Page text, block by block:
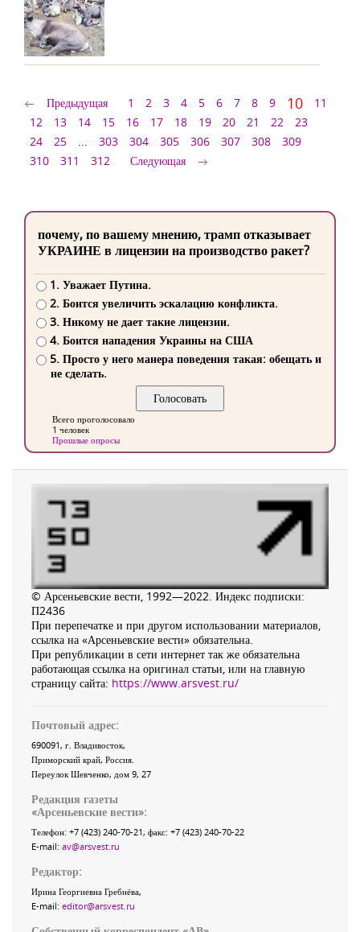
Предыдущая 1 2 3 4 5 6 7 8 9 10
11
12
13 14 15 16 17 18 19 20 21 22
23
24
25 ... 303 304 305 306 307 308
309
310
311 312 Следующая
почему, по вашему мнению, трамп отказывает
УКРАИНЕ в лицензии на производство ракет?
1. Уважает Путина.
2. Боится увеличить эскалацию конфликта.
3. Никому не дает такие лицензии.
4. Боится нападения Украины на США
5. Просто у него манера поведения такая: обещать и
не сделать.
Всего проголосовало
1 человек
Прошлые опросы
© Арсеньевские вести, 1992—2022. Индекс подписки:
П2436
При перепечатке и при другом использовании материалов,
ссылка на «Арсеньевские вести» обязательна.
При републикации в сети интернет так же обязательна
работающая ссылка на оригинал статьи, или на главную
страницу сайта: https://www.arsvest.ru/
Почтовый адрес:
690091, г. Владивосток,
Приморский край, Россия
Переулок Шевченко, дом 9, 27
Редакция газеты
«Арсеньевские вести»:
Телефон: +7 (423) 240-70-21, факс: +7 (423) 240-70-22
E-mail: av@arsvest.ru
Редактор:
Ирина Георгиевна Гребнёва,
E-mail: editor@arsvest.ru